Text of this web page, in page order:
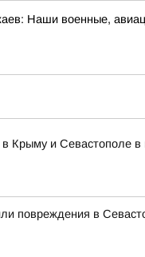
Наши военные,
Крыму и Севастополе в
повреждения в